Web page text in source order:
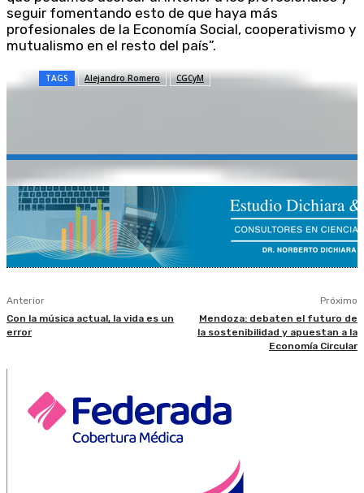
seguir fomentando esto de que haya más
profesionales de la Economía Social, cooperativismo y
mutualismo en el resto del país”.
TAGS Alejandro Romero CGCyM
Anterior
Con la música actual, la vida es un
error
Próximo
Mendoza: debaten el futuro de
la sostenibilidad y apuestan a la
Economía Circular